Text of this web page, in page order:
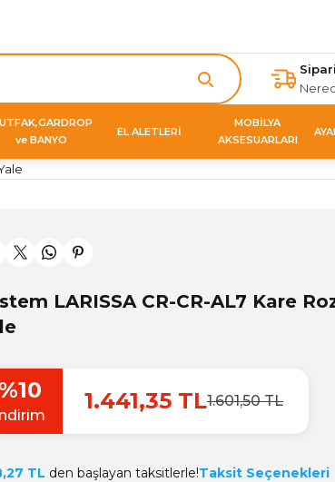
ve BANYO
EL ALETLERİ
MOBİLYA
AKSESUARLARI
LARISSA CR-CR-AL7 Kare
%10 1.441,35 TL1.601,50 TL
TL den başlayan taksitlerle!Taksit Seçenekleri